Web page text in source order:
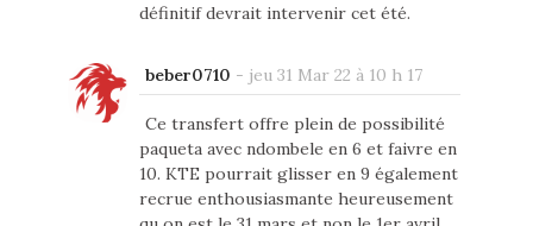
définitif devrait intervenir cet été.
beber0710 - jeu 31 Mar 22 à 10 h 17
Ce transfert offre plein de possibilité
paqueta avec ndombele en 6 et faivre en
10. KTE pourrait glisser en 9 également
recrue enthousiasmante heureusement